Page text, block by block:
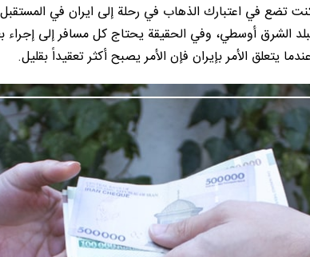
تضع في اعتبارك الذهاب في رحلة إلى ايران في
الشرق أوسطي، وفي الحقيقة يحتاج كل مسافر إلى إجراء
يتعلق الأمر بإيران فإن الأمر يصبح أكثر تعقيداً بقليل.